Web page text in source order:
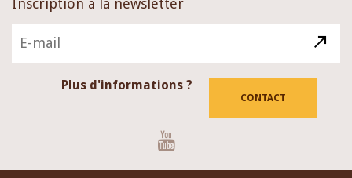
Inscription à la newsletter
Plus d'informations ?
CONTACT